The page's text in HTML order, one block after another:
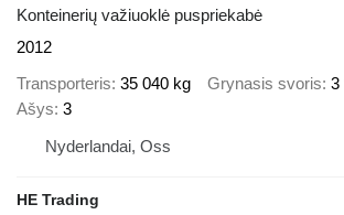
Konteinerių važiuoklė puspriekabė
2012
Transporteris 35 040 kg Grynasis svoris 3
Ašys 3
Nyderlandai, Oss
HE Trading